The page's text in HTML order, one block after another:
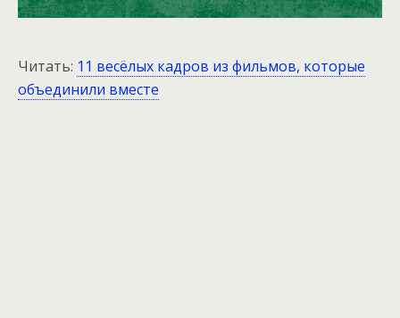
Читать: 11 весёлых кадров из фильмов, которые
объединили вместе